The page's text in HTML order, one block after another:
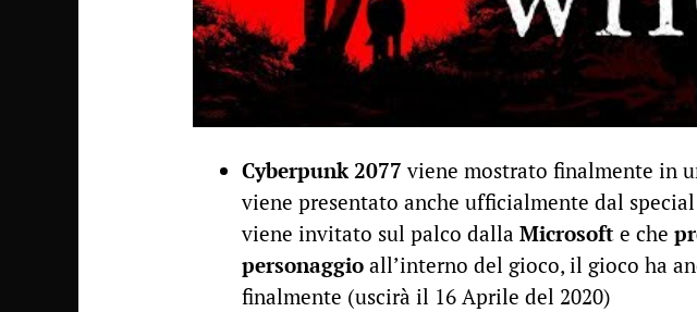
Cyberpunk 2077 viene mostrato finalmente in
viene presentato anche ufficialmente dal
viene invitato sul palco dalla Microsoft e che
personaggio all’interno del gioco, il gioco ha
finalmente (uscirà il 16 Aprile del 2020)